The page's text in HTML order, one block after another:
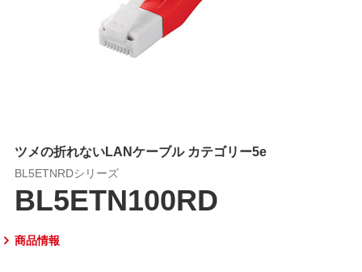
ツメの折れないLANケーブル カテゴリー5e
BL5ETNRDシリーズ
BL5ETN100RD
商品情報